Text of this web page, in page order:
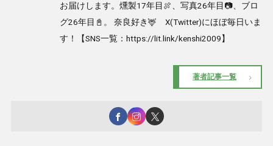
お届けします。燻製17年目🍖、写真26年目📷、ブロ
グ26年目📓。 奈良好き🦌 X(Twitter)にほぼ毎日いま
す！【SNS一覧：https://lit.link/kenshi2009】
著者記事一覧